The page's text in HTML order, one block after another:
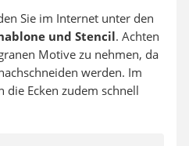
Sie im Internet unter den
und Stencil. Achten
Motive zu nehmen, da
werden. Im
die Ecken zudem schnell